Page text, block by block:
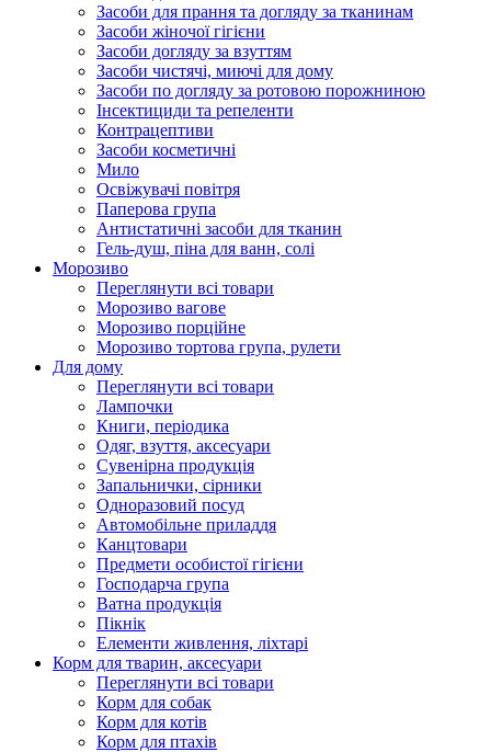
Засоби для прання та догляду за тканинам
Засоби жіночої гігієни
Засоби догляду за взуттям
Засоби чистячі, миючі для дому
Засоби по догляду за ротовою порожниною
Інсектициди та репеленти
Контрацептиви
Засоби косметичні
Мило
Освіжувачі повітря
Паперова група
Антистатичні засоби для тканин
Гель-душ, піна для ванн, солі
Морозиво
Переглянути всі товари
Морозиво вагове
Морозиво порційне
Морозиво тортова група, рулети
Для дому
Переглянути всі товари
Лампочки
Книги, періодика
Одяг, взуття, аксесуари
Сувенірна продукція
Запальнички, сірники
Одноразовий посуд
Автомобільне приладдя
Канцтовари
Предмети особистої гігієни
Господарча група
Ватна продукція
Пікнік
Елементи живлення, ліхтарі
Корм для тварин, аксесуари
Переглянути всі товари
Корм для собак
Корм для котів
Корм для птахів